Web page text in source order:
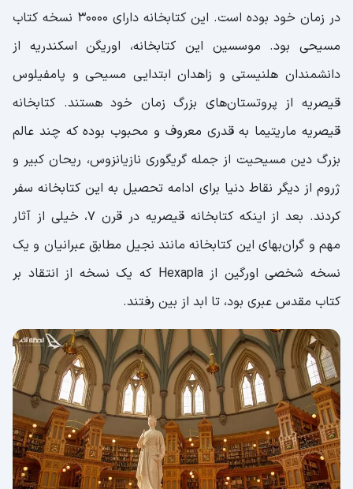
در زمان خود بوده است. این کتابخانه دارای 30000 نسخه کتاب
مسیحی بود. موسسین این کتابخانه، اوریگن اسکندریه از
دانشمندان هلنیستی و زاهدان ابتدایی مسیحی و پامفیلوس
قیصریه از پروتستان‌های بزرگ زمان خود هستند. کتابخانه
قیصریه ماریتیما به قدری معروف و محبوب بوده که چند عالم
بزرگ دین مسیحیت از جمله گریگوری نازیانزوس، ریحان کبیر و
ژروم از دیگر نقاط دنیا برای ادامه تحصیل به این کتابخانه سفر
کردند. بعد از اینکه کتابخانه قیصریه در قرن 7، خیلی از آثار
مهم و گران‌بهای این کتابخانه مانند نجیل مطابق عبرانیان و یک
نسخه شخصی اورگین از Hexapla که یک نسخه از انتقاد بر
کتاب مقدس عبری بود، تا ابد از بین رفتند.